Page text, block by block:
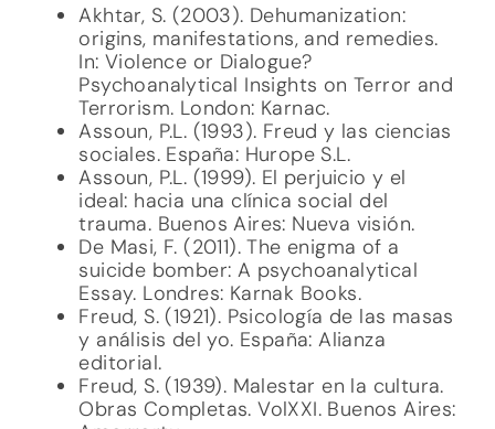
Akhtar, S. (2003). Dehumanization:
origins, manifestations, and remedies.
In: Violence or Dialogue?
Psychoanalytical Insights on Terror and
Terrorism. London: Karnac.
Assoun, P.L. (1993). Freud y las ciencias
sociales. España: Hurope S.L.
Assoun, P.L. (1999). El perjuicio y el
ideal: hacia una clínica social del
trauma. Buenos Aires: Nueva visión.
De Masi, F. (2011). The enigma of a
suicide bomber: A psychoanalytical
Essay. Londres: Karnak Books.
Freud, S. (1921). Psicología de las masas
y análisis del yo. España: Alianza
editorial.
Freud, S. (1939). Malestar en la cultura.
Obras Completas. VolXXI. Buenos Aires: